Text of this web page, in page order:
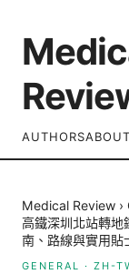
AUTHORS
Medical Review ›
高鐵深圳北站轉地
南、路線與實用貼
GENERAL · ZH-